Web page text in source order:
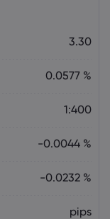
3.30
0.0577 %
1:400
-0.0044 %
-0.0232 %
pips